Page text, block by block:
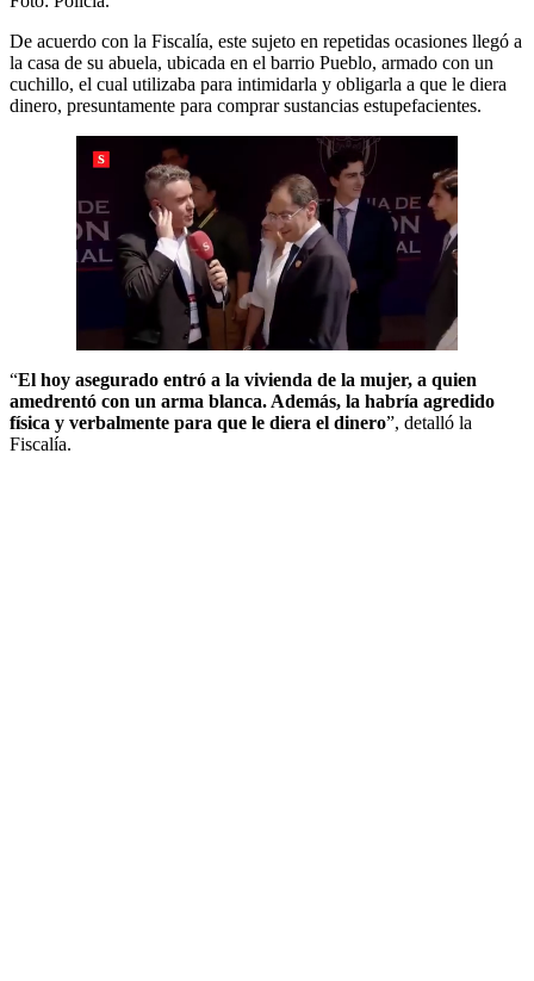
De acuerdo con la Fiscalía, este sujeto en repetidas ocasiones llegó a
la casa de su abuela, ubicada en el barrio Pueblo, armado con un
cuchillo, el cual utilizaba para intimidarla y obligarla a que le diera
dinero, presuntamente para comprar sustancias estupefacientes.
“El hoy asegurado entró a la vivienda de la mujer, a quien
amedrentó con un arma blanca. Además, la habría agredido
física y verbalmente para que le diera el dinero”, detalló la
Fiscalía.